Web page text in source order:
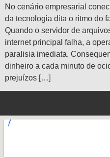
No cenário empresarial
da tecnologia dita o ritmo do
Quando o servidor de
internet principal falha, a
paralisia imediata.
dinheiro a cada minuto de
prejuízos […]